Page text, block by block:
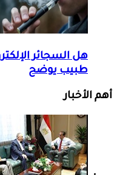
هل السجائر
طبيب يوضح
أهم الأخبار